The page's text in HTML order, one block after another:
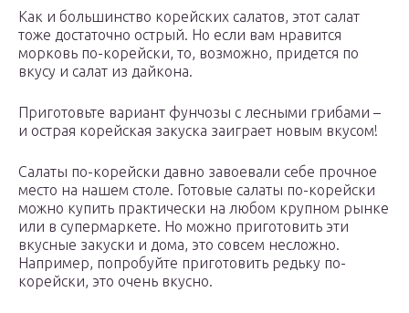
Как и большинство корейских салатов, этот салат
тоже достаточно острый. Но если вам нравится
морковь по-корейски, то, возможно, придется по
вкусу и салат из дайкона.
Приготовьте вариант фунчозы с лесными грибами –
и острая корейская закуска заиграет новым вкусом!
Салаты по-корейски давно завоевали себе прочное
место на нашем столе. Готовые салаты по-корейски
можно купить практически на любом крупном рынке
или в супермаркете. Но можно приготовить эти
вкусные закуски и дома, это совсем несложно.
Например, попробуйте приготовить редьку по-
корейски, это очень вкусно.